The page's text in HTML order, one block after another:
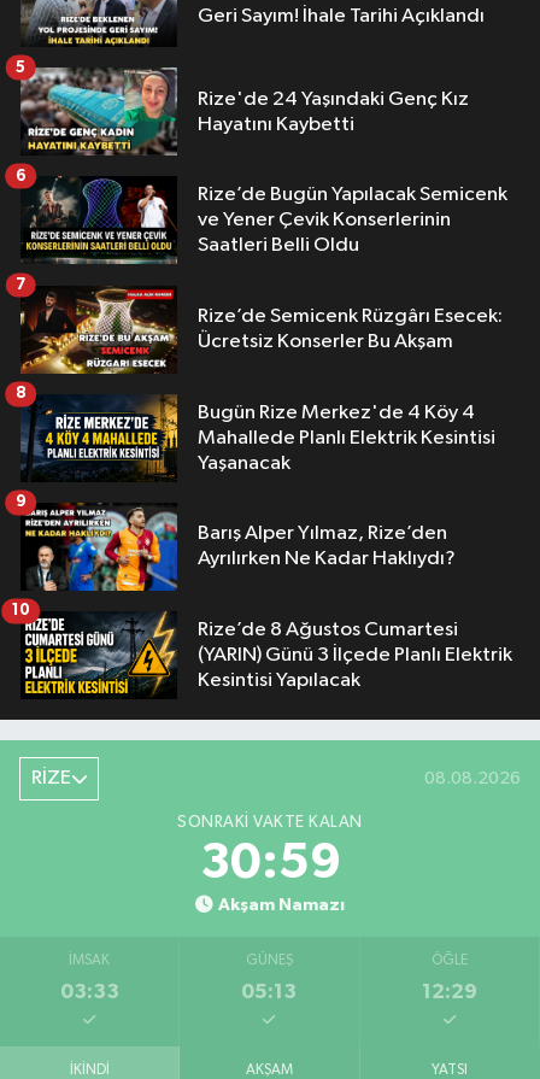
Geri Sayım! İhale Tarihi Açıklandı
Rize'de 24 Yaşındaki Genç Kız
Hayatını Kaybetti
5
Rize’de Bugün Yapılacak Semicenk
ve Yener Çevik Konserlerinin
Saatleri Belli Oldu
6
Rize’de Semicenk Rüzgârı Esecek:
Ücretsiz Konserler Bu Akşam
7
Bugün Rize Merkez'de 4 Köy 4
Mahallede Planlı Elektrik Kesintisi
Yaşanacak
8
Barış Alper Yılmaz, Rize’den
Ayrılırken Ne Kadar Haklıydı?
9
Rize’de 8 Ağustos Cumartesi
(YARIN) Günü 3 İlçede Planlı Elektrik
Kesintisi Yapılacak
10
RİZE 08.08.2026
SONRAKI VAKTE KALAN
30:59
Akşam Namazı
İMSAK
03:33
GÜNEŞ
05:13
ÖĞLE
12:29
İKINDI AKŞAM YATSI